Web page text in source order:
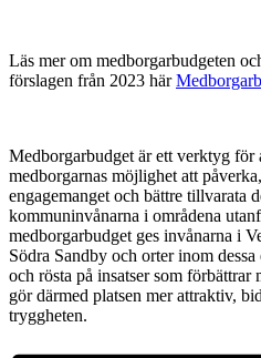
Läs mer om medborgarbudgeten
förslagen från 2023 här
Medborgarbudget är ett verktyg för
medborgarnas möjlighet att
engagemanget och bättre tillvarata
kommuninvånarna i områdena
medborgarbudget ges invånarna i
Södra Sandby och orter inom
och rösta på insatser som
gör därmed platsen mer attraktiv,
tryggheten.